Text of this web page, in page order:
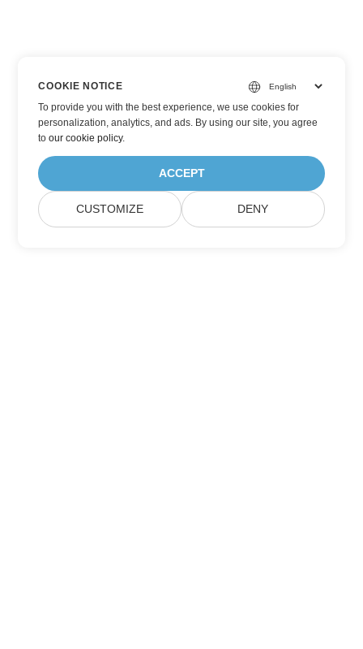
COOKIE NOTICE
To provide you with the best experience, we use cookies for
personalization, analytics, and ads. By using our site, you agree
toour cookie policy.
ACCEPT
CUSTOMIZE DENY